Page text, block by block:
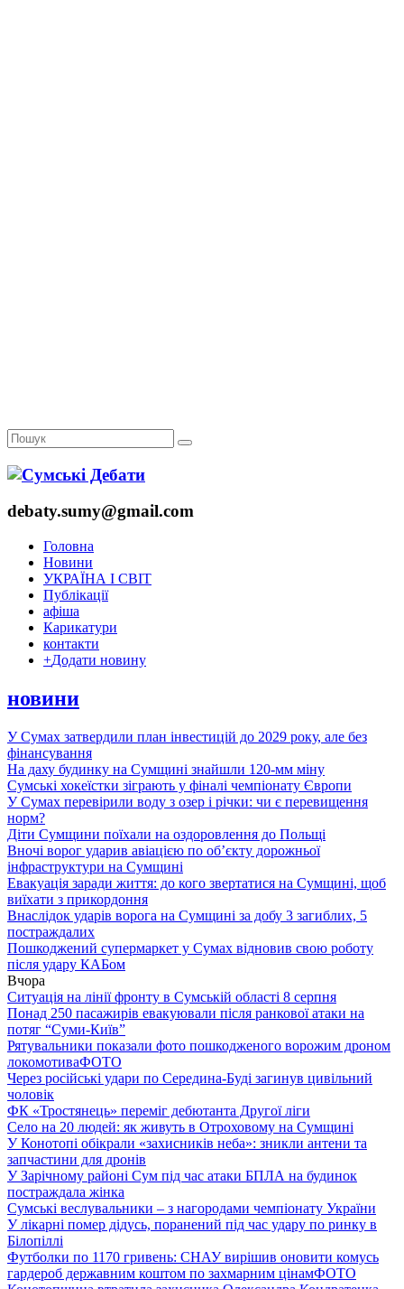
debaty.sumy@gmail.com
Головна
Новини
УКРАЇНА І СВІТ
Публікації
афіша
Карикатури
контакти
+Додати новину
новини
У Сумах затвердили план інвестицій до 2029 року, але без
фінансування
На даху будинку на Сумщині знайшли 120-мм міну
Сумські хокеїстки зіграють у фіналі чемпіонату Європи
У Сумах перевірили воду з озер і річки: чи є перевищення
норм?
Діти Сумщини поїхали на оздоровлення до Польщі
Вночі ворог ударив авіацією по обʼєкту дорожньої
інфраструктури на Сумщині
Евакуація заради життя: до кого звертатися на Сумщині, щоб
виїхати з прикордоння
Внаслідок ударів ворога на Сумщині за добу 3 загиблих, 5
постраждалих
Пошкоджений супермаркет у Сумах відновив свою роботу
після удару КАБом
Вчора
Ситуація на лінії фронту в Сумській області 8 серпня
Понад 250 пасажирів евакуювали після ранкової атаки на
потяг “Суми-Київ”
Рятувальники показали фото пошкодженого ворожим дроном
локомотиваФОТО
Через російські удари по Середина-Буді загинув цивільний
чоловік
ФК «Тростянець» переміг дебютанта Другої ліги
Село на 20 людей: як живуть в Отроховому на Сумщині
У Конотопі обікрали «захисників неба»: зникли антени та
запчастини для дронів
У Зарічному районі Сум під час атаки БПЛА на будинок
постраждала жінка
Сумські веслувальники – з нагородами чемпіонату України
У лікарні помер дідусь, поранений під час удару по ринку в
Білопіллі
Футболки по 1170 гривень: СНАУ вирішив оновити комусь
гардероб державним коштом по захмарним цінамФОТО